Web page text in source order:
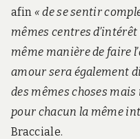
afin « de se sentir
mêmes centres
même manière de faire
amour sera également
des mêmes choses
pour chacun la même
Bracciale.